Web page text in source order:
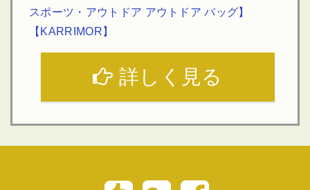
スポーツ・アウトドア アウトドア バッグ】
【KARRIMOR】
詳しく見る